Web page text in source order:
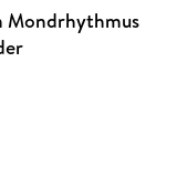
Mondrhythmus